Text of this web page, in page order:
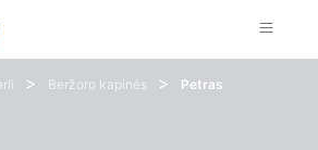
> Beržoro kapinės >
Petras